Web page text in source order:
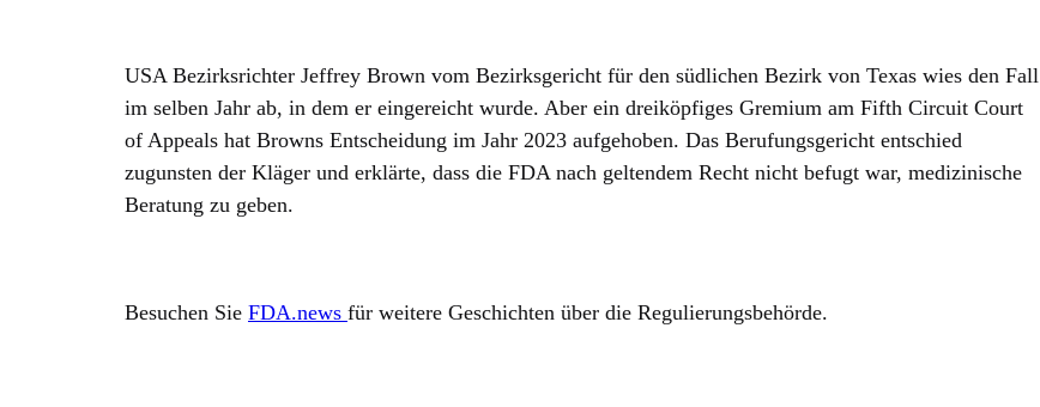
USA Bezirksrichter Jeffrey Brown vom Bezirksgericht für den südlichen Bezirk von Texas wies den Fall
im selben Jahr ab, in dem er eingereicht wurde. Aber ein dreiköpfiges Gremium am Fifth Circuit Court
of Appeals hat Browns Entscheidung im Jahr 2023 aufgehoben. Das Berufungsgericht entschied
zugunsten der Kläger und erklärte, dass die FDA nach geltendem Recht nicht befugt war, medizinische
Beratung zu geben.
Besuchen Sie FDA.news für weitere Geschichten über die Regulierungsbehörde.